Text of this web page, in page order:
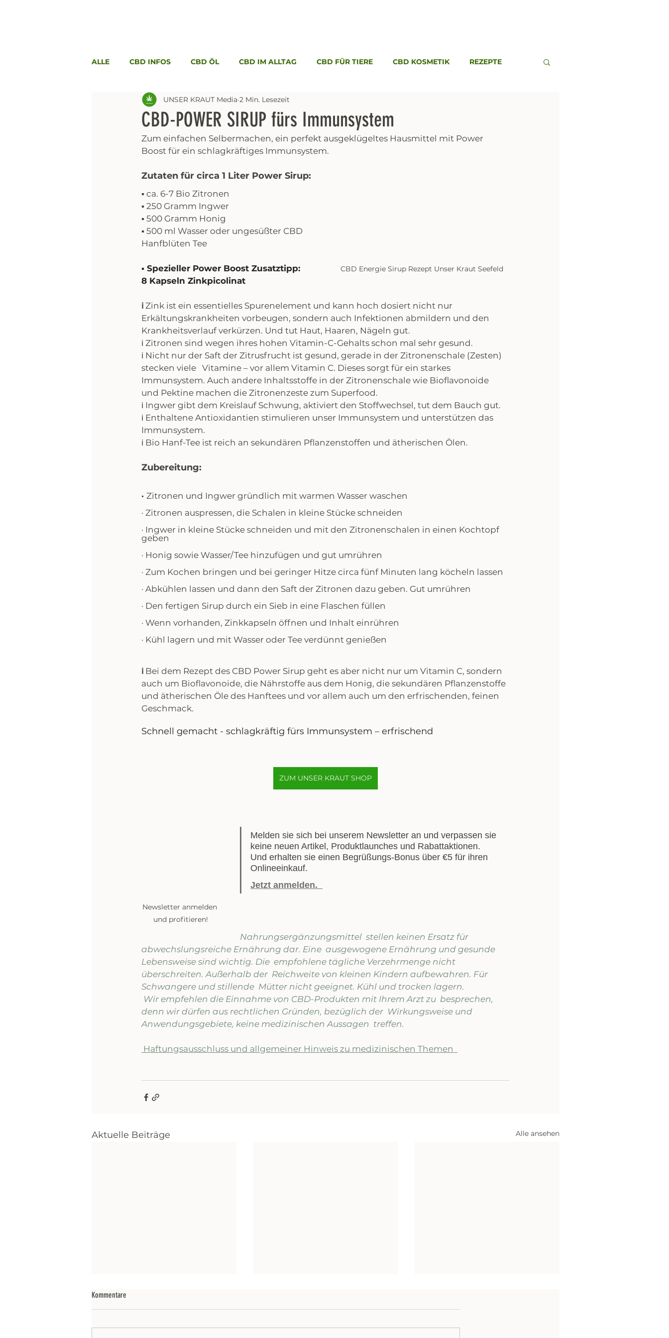
ALLE CBD INFOS CBD ÖL CBD IM ALLTAG CBD FÜR TIERE CBD KOSMETIK REZEPTE
CBD-POWER SIRUP fürs Immunsystem
UNSER KRAUT Media 2 Min. Lesezeit
Zum einfachen Selbermachen, ein perfekt ausgeklügeltes Hausmittel mit Power
Boost für ein schlagkräftiges Immunsystem.
CBD Energie Sirup Rezept Unser Kraut Seefeld
Zutaten für circa 1 Liter Power Sirup:
▪️ ca. 6-7 Bio Zitronen
▪️ 250 Gramm Ingwer
▪️ 500 Gramm Honig
▪️ 500 ml Wasser oder ungesüßter CBD
Hanfblüten Tee
▪️ Spezieller Power Boost Zusatztipp:
8 Kapseln Zinkpicolinat
ℹ️ Zink ist ein essentielles Spurenelement und kann hoch dosiert nicht nur
Erkältungskrankheiten vorbeugen, sondern auch Infektionen abmildern und den
Krankheitsverlauf verkürzen. Und tut Haut, Haaren, Nägeln gut.
ℹ️ Zitronen sind wegen ihres hohen Vitamin-C-Gehalts schon mal sehr gesund.
ℹ️ Nicht nur der Saft der Zitrusfrucht ist gesund, gerade in der Zitronenschale (Zesten)
stecken viele   Vitamine – vor allem Vitamin C. Dieses sorgt für ein starkes
Immunsystem. Auch andere Inhaltsstoffe in der Zitronenschale wie Bioflavonoide
und Pektine machen die Zitronenzeste zum Superfood.
ℹ️ Ingwer gibt dem Kreislauf Schwung, aktiviert den Stoffwechsel, tut dem Bauch gut.
ℹ️ Enthaltene Antioxidantien stimulieren unser Immunsystem und unterstützen das
Immunsystem.
ℹ️ Bio Hanf-Tee ist reich an sekundären Pflanzenstoffen und ätherischen Ölen.
Zubereitung:
· Zitronen und Ingwer gründlich mit warmen Wasser waschen
· Zitronen auspressen, die Schalen in kleine Stücke schneiden
· Ingwer in kleine Stücke schneiden und mit den Zitronenschalen in einen Kochtopf
geben
· Honig sowie Wasser/Tee hinzufügen und gut umrühren
· Zum Kochen bringen und bei geringer Hitze circa fünf Minuten lang köcheln lassen
· Abkühlen lassen und dann den Saft der Zitronen dazu geben. Gut umrühren
· Den fertigen Sirup durch ein Sieb in eine Flaschen füllen
· Wenn vorhanden, Zinkkapseln öffnen und Inhalt einrühren
· Kühl lagern und mit Wasser oder Tee verdünnt genießen
ℹ️ Bei dem Rezept des CBD Power Sirup geht es aber nicht nur um Vitamin C, sondern
auch um Bioflavonoide, die Nährstoffe aus dem Honig, die sekundären Pflanzenstoffe
und ätherischen Öle des Hanftees und vor allem auch um den erfrischenden, feinen
Geschmack.
Schnell gemacht - schlagkräftig fürs Immunsystem – erfrischend
ZUM UNSER KRAUT SHOP
Newsletter anmelden
und profitieren!
Melden sie sich bei unserem Newsletter an und verpassen sie
keine neuen Artikel, Produktlaunches und Rabattaktionen.
Und erhalten sie einen Begrüßungs-Bonus über €5 für ihren
Onlineeinkauf.
Jetzt anmelden.
Nahrungsergänzungsmittel  stellen keinen Ersatz für
abwechslungsreiche Ernährung dar. Eine  ausgewogene Ernährung und gesunde
Lebensweise sind wichtig. Die  empfohlene tägliche Verzehrmenge nicht
überschreiten. Außerhalb der  Reichweite von kleinen Kindern aufbewahren. Für
Schwangere und stillende  Mütter nicht geeignet. Kühl und trocken lagern.
denn wir dürfen aus rechtlichen Gründen, bezüglich der  Wirkungsweise und
Anwendungsgebiete, keine medizinischen Aussagen  treffen.
Haftungsausschluss und allgemeiner Hinweis zu medizinischen Themen
Aktuelle Beiträge Alle ansehen
Kommentare